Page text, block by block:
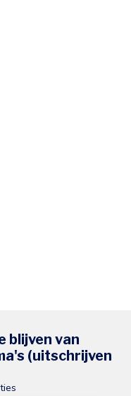
blijven van
(uitschrijven